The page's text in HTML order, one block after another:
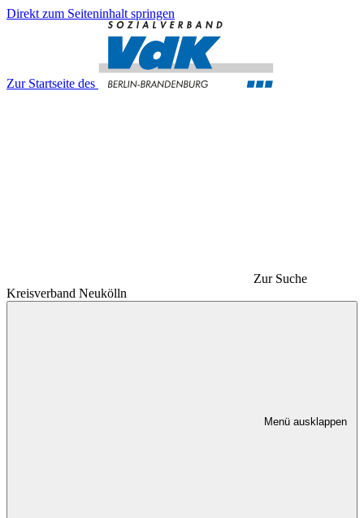
Direkt zum Seiteninhalt springen
Zur Startseite des
Zur Suche
Kreisverband Neukölln
Menü ausklappen